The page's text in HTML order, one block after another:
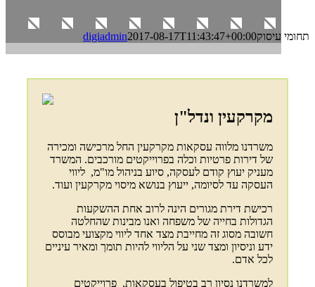
תחומי עיסוק digiadmin2017-08-17T11:43:47+00:00
מקרקעין ונדל"ן
משרדנו מלווה עסקאות מקרקעין החל מרכישה ומכירה
של דירות פרטיות וכלה בפרוייקטים מורכבים. המשרד
מעניק יעוץ קודם לעסקה, סיוע בניהול מו"מ, ליווי
העסקה עד לסיומה, ייעוץ בנושא מיסוי מקרקעין ועוד.
רכישת דירת מגורים הינה לרוב אחת ההשקעות
הגדולות בחייה של משפחה ואנו מבינות שהחלטה
חשובה מסוג זה מחייבת מצד אחד ליווי מקצועי מבוסס
ידע וניסיון ומצד שני על הליווי להיות תומך ומאיר עיניים
לכל אדם.
למשרדנו נסיון רב בטיפול בעסקאות, פרוייקטים